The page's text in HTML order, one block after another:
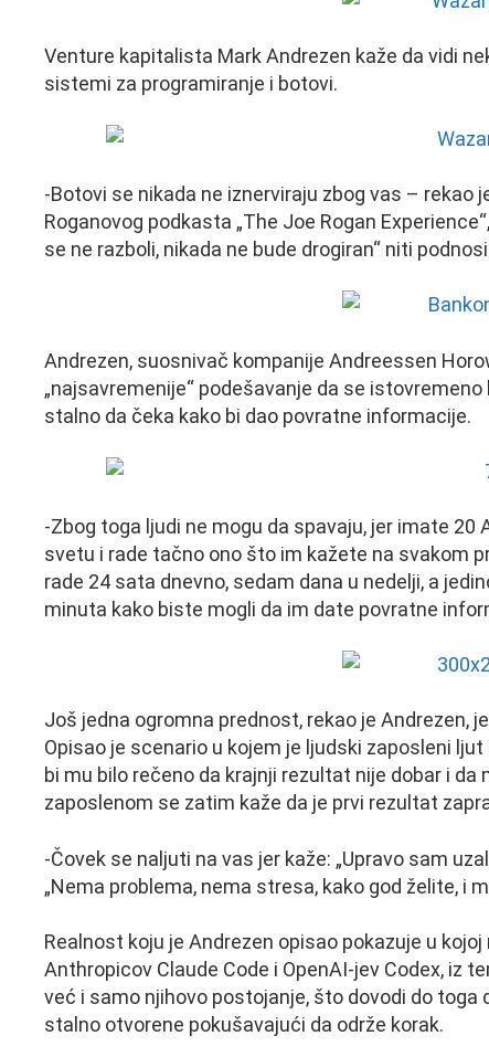
Venture kapitalista Mark Andrezen kaže da vidi
sistemi za programiranje i botovi.
-Botovi se nikada ne iznerviraju zbog vas – rekao
Roganovog podkasta „The Joe Rogan
se ne razboli, nikada ne bude drogiran“ niti podnosi
Andrezen, suosnivač kompanije Andreessen
„najsavremenije“ podešavanje da se
stalno da čeka kako bi dao povratne informacije.
-Zbog toga ljudi ne mogu da spavaju, jer imate
svetu i rade tačno ono što im kažete na svakom
rade 24 sata dnevno, sedam dana u nedelji, a
minuta kako biste mogli da im date povratne
Još jedna ogromna prednost, rekao je
Opisao je scenario u kojem je ljudski zaposleni
bi mu bilo rečeno da krajnji rezultat nije dobar i
zaposlenom se zatim kaže da je prvi rezultat
-Čovek se naljuti na vas jer kaže: „Upravo sam
„Nema problema, nema stresa, kako god želite, i
Realnost koju je Andrezen opisao pokazuje u
Anthropicov Claude Code i OpenAI-jev Codex, iz
već i samo njihovo postojanje, što dovodi do
stalno otvorene pokušavajući da održe korak.